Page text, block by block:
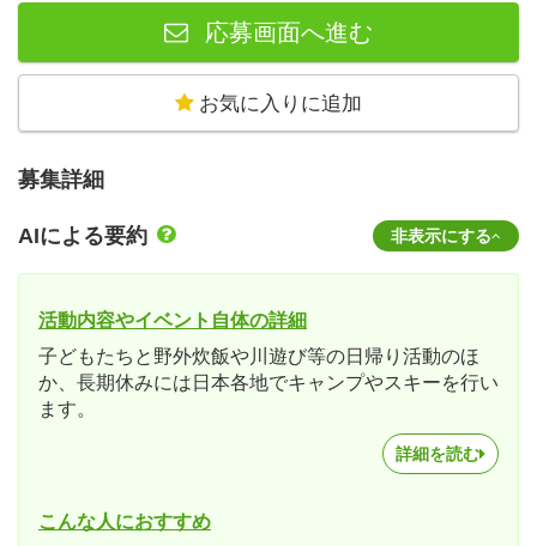
応募画面へ進む
お気に入りに追加
募集詳細
AIによる要約 非表示にする
活動内容やイベント自体の詳細
子どもたちと野外炊飯や川遊び等の日帰り活動のほ
か、長期休みには日本各地でキャンプやスキーを行い
ます。
詳細を読む
こんな人におすすめ